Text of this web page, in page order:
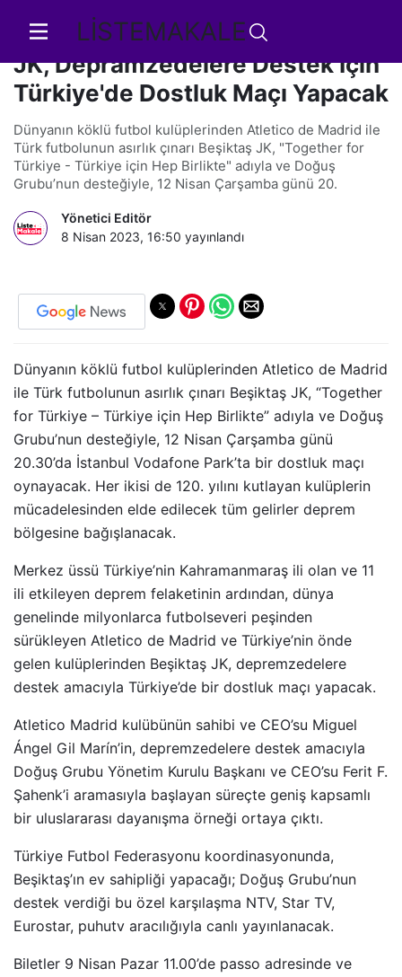
LİSTEMAKALE
Atletico de Madrid ve Beşiktaş
JK, Depramzedelere Destek İçin
Türkiye'de Dostluk Maçı Yapacak
Dünyanın köklü futbol kulüplerinden Atletico de Madrid ile
Türk futbolunun asırlık çınarı Beşiktaş JK, "Together for
Türkiye - Türkiye için Hep Birlikte" adıyla ve Doğuş
Grubu’nun desteğiyle, 12 Nisan Çarşamba günü 20.
Yönetici Editör
8 Nisan 2023, 16:50 yayınlandı
Dünyanın köklü futbol kulüplerinden Atletico de Madrid
ile Türk futbolunun asırlık çınarı Beşiktaş JK, “Together
for Türkiye – Türkiye için Hep Birlikte” adıyla ve Doğuş
Grubu’nun desteğiyle, 12 Nisan Çarşamba günü
20.30’da İstanbul Vodafone Park’ta bir dostluk maçı
oynayacak. Her ikisi de 120. yılını kutlayan kulüplerin
mücadelesinden elde edilecek tüm gelirler deprem
bölgesine bağışlanacak.
Merkez üssü Türkiye’nin Kahramanmaraş ili olan ve 11
ili etkileyen deprem felaketinin ardından, dünya
genelinde milyonlarca futbolseveri peşinden
sürükleyen Atletico de Madrid ve Türkiye’nin önde
gelen kulüplerinden Beşiktaş JK, depremzedelere
destek amacıyla Türkiye’de bir dostluk maçı yapacak.
Atletico Madrid kulübünün sahibi ve CEO’su Miguel
Ángel Gil Marín’in, depremzedelere destek amacıyla
Doğuş Grubu Yönetim Kurulu Başkanı ve CEO’su Ferit F.
Şahenk’i aramasıyla başlayan süreçte geniş kapsamlı
bir uluslararası dayanışma örneği ortaya çıktı.
Türkiye Futbol Federasyonu koordinasyonunda,
Beşiktaş’ın ev sahipliği yapacağı; Doğuş Grubu’nun
destek verdiği bu özel karşılaşma NTV, Star TV,
Eurostar, puhutv aracılığıyla canlı yayınlanacak.
Biletler 9 Nisan Pazar 11.00’de passo adresinde ve